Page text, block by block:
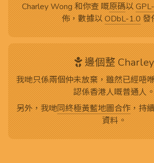
Charley Wong 和你查 嘅原碼以
佈，數據以ODbL-1.0發
邊個整 Charley
我哋只係兩個仲未放棄，雖然已經唔
認係香港人嘅普通人
另外，我哋同終極黃藍地圖合作，持
資料。